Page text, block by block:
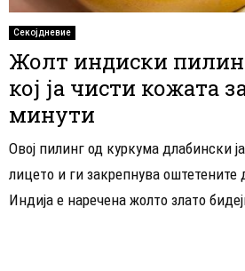
Секојдневие
Жолт индиски
кој ја чисти кожата
минути
Овој пилинг од куркума длабински
лицето и ги закрепнува
Индија е наречена жолто злато